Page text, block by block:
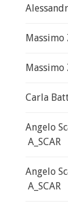
Massimo
Massimo
Carla
Angelo
A_SCAR
Angelo
A_SCAR